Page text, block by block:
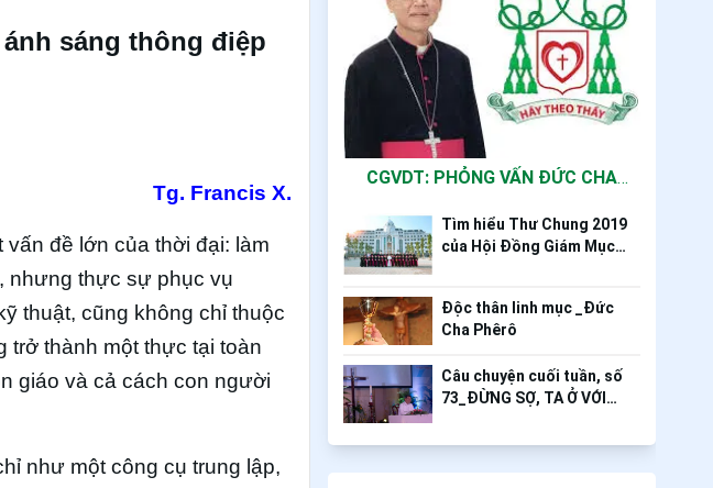
sáng thông điệp
Tg. Francis X.
đề lớn của thời đại: làm
nhưng thực sự phục vụ
thuật, cũng không chỉ thuộc
trở thành một thực tại toàn
giáo và cả cách con người
như một công cụ trung lập,
CGVDT: PHỎNG VẤN ĐỨC CHA
Tìm hiểu Thư Chung 2019
của Hội Đồng Giám Mục
Độc thân linh mục _Đức
Cha Phêrô
Câu chuyện cuối tuần, số
73_ĐỪNG SỢ, TA Ở VỚI